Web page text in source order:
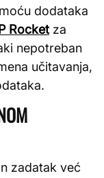
dodataka
Rocket za
nepotreban
učitavanja,
zadatak već